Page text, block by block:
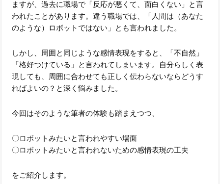
ますが、過去に職場で「反応が悪くて、面白くない」と言
われたことがあります。違う職場では、「人間は（あなた
のような）ロボットではない」とも言われました。
しかし、周囲と同じような感情表現をすると、「不自然」
「格好つけている」と言われてしまいます。自分らしく表
現しても、周囲に合わせても正しく伝わらないならどうす
ればよいの？と深く悩みました。
今回はそのような筆者の体験も踏まえつつ、
〇ロボットみたいと言われやすい場面
〇ロボットみたいと言われないための感情表現の工夫
をご紹介します。